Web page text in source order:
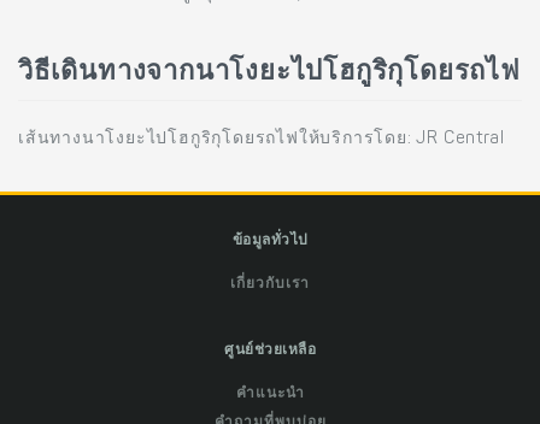
วิธีเดินทางจากนาโงยะไปโฮกูริกุโดยรถไฟ
เส้นทางนาโงยะไปโฮกูริกุโดยรถไฟให้บริการโดย: JR Central
ข้อมูลทั่วไป
เกี่ยวกับเรา
ศูนย์ช่วยเหลือ
คำแนะนำ